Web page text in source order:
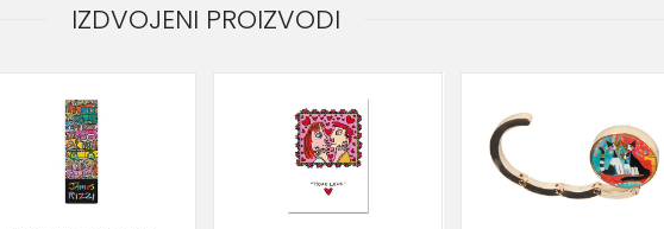
IZDVOJENI PROIZVODI